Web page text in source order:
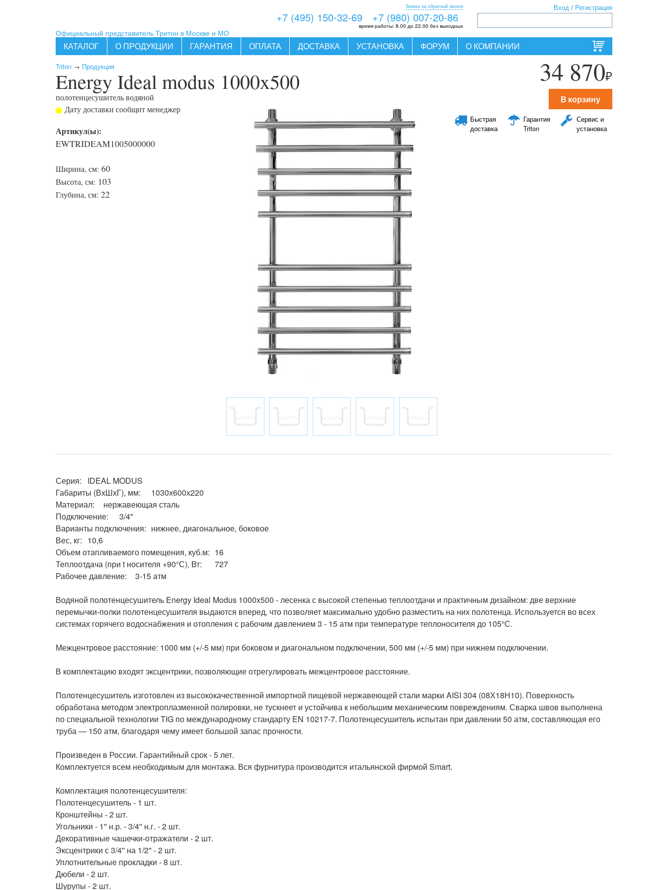
Официальный представитель Тритон в Москве и МО
+7 (495) 150-32-69 +7 (980) 007-20-86
Заявка на обратный звонок
время работы: 8.00 до 22.00 без выходных
Вход / Регистрация
КАТАЛОГ О ПРОДУКЦИИ ГАРАНТИЯ ОПЛАТА ДОСТАВКА УСТАНОВКА ФОРУМ О КОМПАНИИ
Triton → Продукция
Energy Ideal modus 1000x500
полотенцесушитель водяной
Дату доставки сообщит менеджер
Артикул(ы):
EWTRIDEAM1005000000
Ширина, см: 60
Высота, см: 103
Глубина, см: 22
34 870₽
В корзину
Быстрая
доставка
Гарантия
Triton
Сервис и
установка
Серия:	IDEAL MODUS
Габариты (ВхШхГ), мм:	1030х600х220
Материал:	нержавеющая сталь
Подключение:	3/4"
Варианты подключения:	нижнее, диагональное, боковое
Вес, кг:	10,6
Объем отапливаемого помещения, куб.м:	16
Теплоотдача (при t носителя +90°С), Вт:	727
Рабочее давление:	3-15 атм
Водяной полотенцесушитель Energy Ideal Modus 1000x500 - лесенка с высокой степенью теплоотдачи и практичным дизайном: две верхние
перемычки-полки полотенцесушителя выдаются вперед, что позволяет максимально удобно разместить на них полотенца. Используется во всех
системах горячего водоснабжения и отопления с рабочим давлением 3 - 15 атм при температуре теплоносителя до 105°С.
Межцентровое расстояние: 1000 мм (+/-5 мм) при боковом и диагональном подключении, 500 мм (+/-5 мм) при нижнем подключении.
В комплектацию входят эксцентрики, позволяющие отрегулировать межцентровое расстояние.
Полотенцесушитель изготовлен из высококачественной импортной пищевой нержавеющей стали марки AISI 304 (08Х18Н10). Поверхность
обработана методом электроплазменной полировки, не тускнеет и устойчива к небольшим механическим повреждениям. Сварка швов выполнена
по специальной технологии TIG по международному стандарту EN 10217-7. Полотенцесушитель испытан при давлении 50 атм, составляющая его
труба — 150 атм, благодаря чему имеет большой запас прочности.
Произведен в России. Гарантийный срок - 5 лет.
Комплектуется всем необходимым для монтажа. Вся фурнитура производится итальянской фирмой Smart.
Комплектация полотенцесушителя:
Полотенцесушитель - 1 шт.
Кронштейны - 2 шт.
Угольники - 1'' н.р. - 3/4'' н.г. - 2 шт.
Декоративные чашечки-отражатели - 2 шт.
Эксцентрики с 3/4'' на 1/2'' - 2 шт.
Уплотнительные прокладки - 8 шт.
Дюбели - 2 шт.
Шурупы - 2 шт.